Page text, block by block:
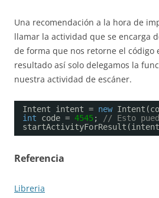
Una recomendación a la hora de
llamar la actividad que se encarga
de forma que nos retorne el código
resultado así solo delegamos la
nuestra actividad de escáner.
Intent intent = new
int
code = 4545;
// Esto
Referencia
Libreria